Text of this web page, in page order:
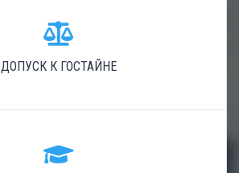
ДОПУСК К ГОСТАЙНЕ